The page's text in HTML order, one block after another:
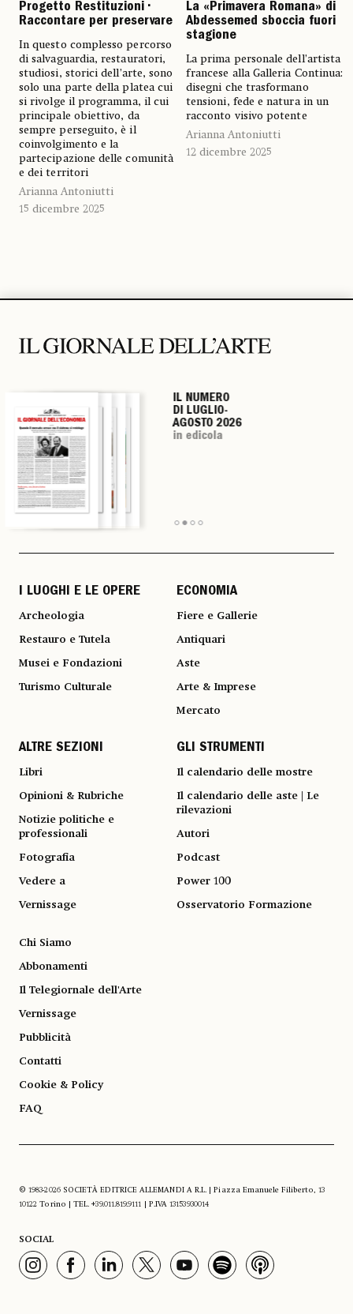
Progetto Restituzioni •
Raccontare per preservare
In questo complesso percorso
di salvaguardia, restauratori,
studiosi, storici dell’arte, sono
solo una parte della platea cui
si rivolge il programma, il cui
principale obiettivo, da
sempre perseguito, è il
coinvolgimento e la
partecipazione delle comunità
e dei territori
Arianna Antoniutti
15 dicembre 2025
La «Primavera Romana» di
Abdessemed sboccia fuori
stagione
La prima personale dell’artista
francese alla Galleria Continua:
disegni che trasformano
tensioni, fede e natura in un
racconto visivo potente
Arianna Antoniutti
12 dicembre 2025
IL NUMERO
DI LUGLIO-
AGOSTO 2026
in edicola
IL NUMERO
DI LUGLIO-
AGOSTO 2026
in edicola
IL NUMERO
DI LUGLIO-
AGOSTO 2026
in edicola
IL NUMERO
DI LUGLIO-
AGOSTO 2026
in edicola
I LUOGHI E LE OPERE
Archeologia
Restauro e Tutela
Musei e Fondazioni
Turismo Culturale
ECONOMIA
Fiere e Gallerie
Antiquari
Aste
Arte & Imprese
Mercato
ALTRE SEZIONI
Libri
Opinioni & Rubriche
Notizie politiche e
professionali
Fotografia
Vedere a
Vernissage
GLI STRUMENTI
Il calendario delle mostre
Il calendario delle aste | Le
rilevazioni
Autori
Podcast
Power 100
Osservatorio Formazione
Chi Siamo
Abbonamenti
Il Telegiornale dell'Arte
Vernissage
Pubblicità
Contatti
Cookie & Policy
FAQ
© 1983-2026 SOCIETÀ EDITRICE ALLEMANDI A R.L. | Piazza Emanuele Filiberto, 13
10122 Torino | TEL. +39.011.819.9111 | P.IVA 13153930014
SOCIAL